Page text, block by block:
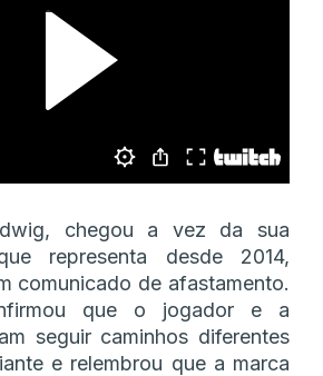
chegou a vez da sua
representa desde 2014,
comunicado de afastamento.
que o jogador e a
seguir caminhos diferentes
e relembrou que a marca